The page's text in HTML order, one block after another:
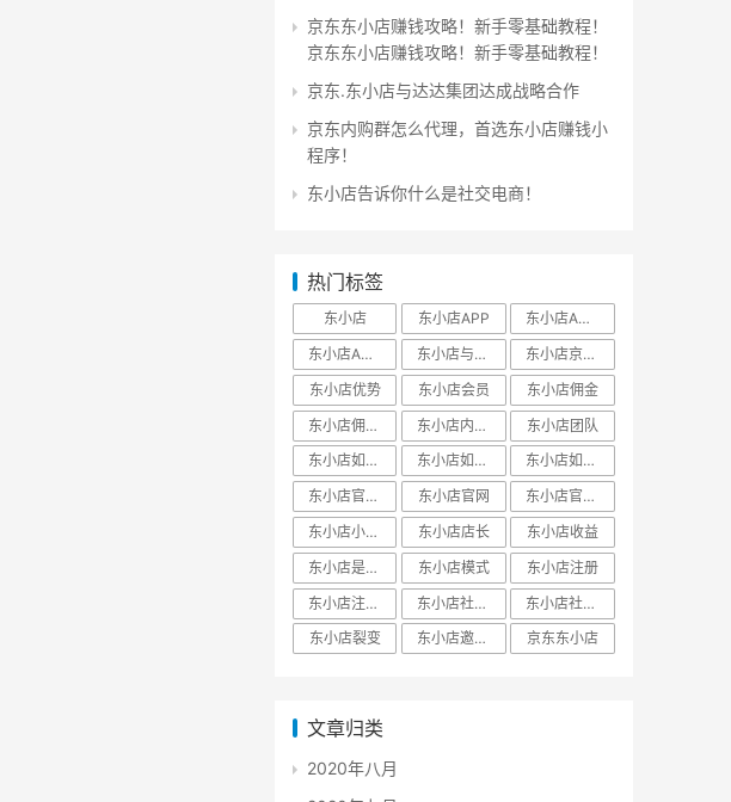
京东东小店赚钱攻略！新手零基础教程！
京东东小店赚钱攻略！新手零基础教程！
京东.东小店与达达集团达成战略合作
京东内购群怎么代理，首选东小店赚钱小
程序！
东小店告诉你什么是社交电商！
热门标签
东小店 东小店APP
东小店APP下载
东小店APP官网
东小店与京东关系
东小店京东自营
东小店优势
东小店会员
东小店佣金
东小店佣金模式
东小店内部邀请码
东小店团队
东小店如何分享赚钱
东小店如何注册
东小店如何赚钱
东小店官方邀请码
东小店官网
东小店官网邀请码
东小店小程序
东小店店长
东小店收益
东小店是什么
东小店模式
东小店注册
东小店注册邀请码
东小店社交电商
东小店社交电商平台
东小店裂变
东小店邀请码 京东东小店
文章归类
2020年八月